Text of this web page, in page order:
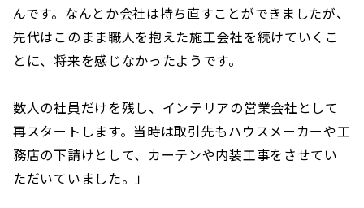
んです。なんとか会社は持ち直すことができましたが、
先代はこのまま職人を抱えた施工会社を続けていくこ
とに、将来を感じなかったようです。
数人の社員だけを残し、インテリアの営業会社として
再スタートします。当時は取引先もハウスメーカーや工
務店の下請けとして、カーテンや内装工事をさせてい
ただいていました。」